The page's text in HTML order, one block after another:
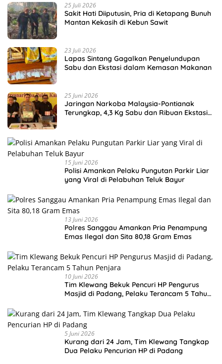
25 Juli 2026
Sakit Hati Diiputusin, Pria di Ketapang Bunuh
Mantan Kekasih di Kebun Sawit
23 Juli 2026
Lapas Sintang Gagalkan Penyelundupan
Sabu dan Ekstasi dalam Kemasan Makanan
25 Juni 2026
Jaringan Narkoba Malaysia-Pontianak
Terungkap, 4,3 Kg Sabu dan Ribuan Ekstasi
15 Juni 2026
Polisi Amankan Pelaku Pungutan Parkir Liar
yang Viral di Pelabuhan Teluk Bayur
13 Juni 2026
Polres Sanggau Amankan Pria Penampung
Emas Ilegal dan Sita 80,18 Gram Emas
10 Juni 2026
Tim Klewang Bekuk Pencuri HP Pengurus
Masjid di Padang, Pelaku Terancam 5 Tahun
5 Juni 2026
Kurang dari 24 Jam, Tim Klewang Tangkap
Dua Pelaku Pencurian HP di Padang